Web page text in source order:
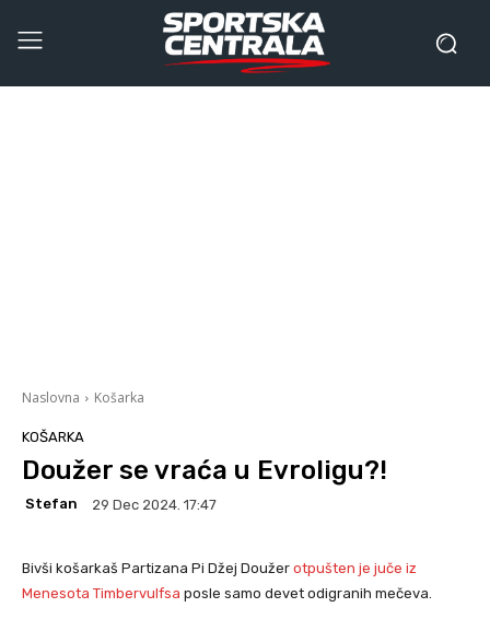
Naslovna Košarka
KOŠARKA
Doužer se vraća u Evroligu?!
Stefan 29 Dec 2024. 17:47
Bivši košarkaš Partizana Pi Džej Doužer otpušten je juče iz
Menesota Timbervulfsa posle samo devet odigranih mečeva.